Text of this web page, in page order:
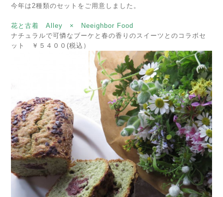
今年は2種類のセットをご用意しました。
花と古着 Alley × Neeighbor Food
ナチュラルで可憐なブーケと春の香りのスイーツとのコラボセ
ット ￥５４００(税込）